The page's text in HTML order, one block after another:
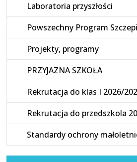
Laboratoria przyszłości
Powszechny Program
Projekty, programy
PRZYJAZNA SZKOŁA
Rekrutacja do klas I 2026/
Rekrutacja do przedszkola
Standardy ochrony